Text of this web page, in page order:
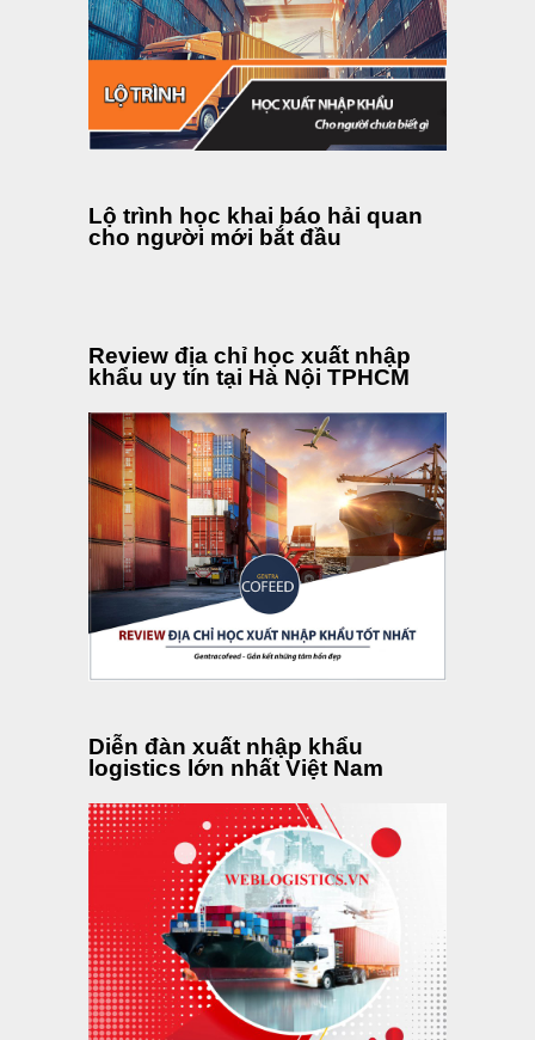
Lộ trình học khai báo hải quan
cho người mới bắt đầu
Review địa chỉ học xuất nhập
khẩu uy tín tại Hà Nội TPHCM
Diễn đàn xuất nhập khẩu
logistics lớn nhất Việt Nam